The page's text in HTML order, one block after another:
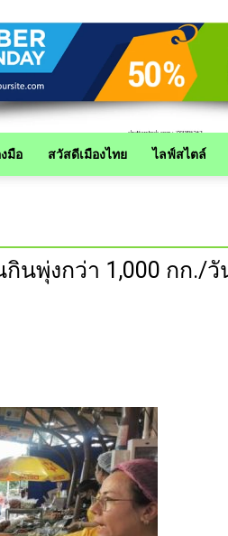
มือ สวัสดีเมืองไทย ไลฟ์สไตล์
นพุ่งกว่า 1,000 กก./วั